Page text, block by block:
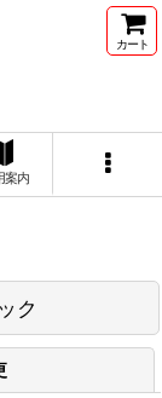
カート
案内
ク